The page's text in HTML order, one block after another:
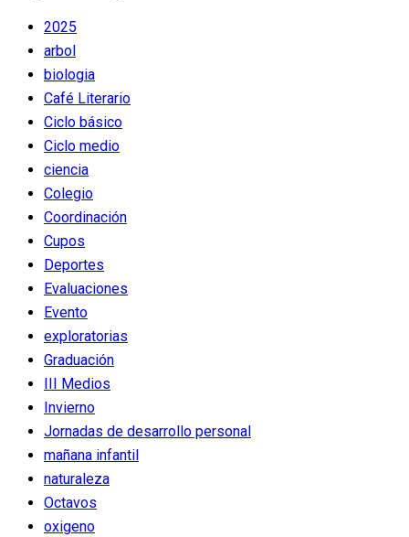
2025
arbol
biologia
Café Literario
Ciclo básico
Ciclo medio
ciencia
Colegio
Coordinación
Cupos
Deportes
Evaluaciones
Evento
exploratorias
Graduación
III Medios
Invierno
Jornadas de desarrollo personal
mañana infantil
naturaleza
Octavos
oxigeno